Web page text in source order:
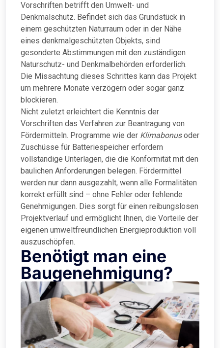
Vorschriften betrifft den Umwelt- und
Denkmalschutz. Befindet sich das Grundstück in
einem geschützten Naturraum oder in der Nähe
eines denkmalgeschützten Objekts, sind
gesonderte Abstimmungen mit den zuständigen
Naturschutz- und Denkmalbehörden erforderlich.
Die Missachtung dieses Schrittes kann das Projekt
um mehrere Monate verzögern oder sogar ganz
blockieren.
Nicht zuletzt erleichtert die Kenntnis der
Vorschriften das Verfahren zur Beantragung von
Fördermitteln. Programme wie der Klimabonusoder
Zuschüsse für Batteriespeicher erfordern
vollständige Unterlagen, die die Konformität mit den
baulichen Anforderungen belegen. Fördermittel
werden nur dann ausgezahlt, wenn alle Formalitäten
korrekt erfüllt sind – ohne Fehler oder fehlende
Genehmigungen. Dies sorgt für einen reibungslosen
Projektverlauf und ermöglicht Ihnen, die Vorteile der
eigenen umweltfreundlichen Energieproduktion voll
auszuschöpfen.
Benötigt man eine
Baugenehmigung?